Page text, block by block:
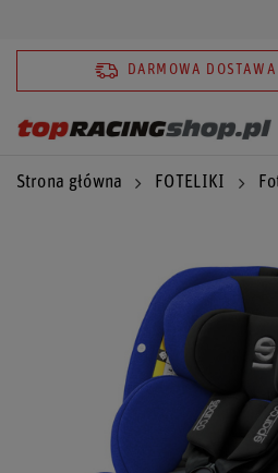
DARMOWA DOSTAWA
Strona główna FOTELIKI